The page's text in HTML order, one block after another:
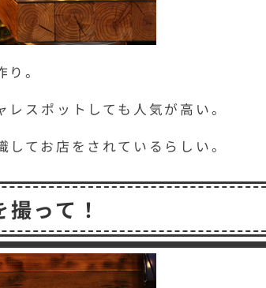
。
スポットしても人気が高い。
てお店をされているらしい。
って！